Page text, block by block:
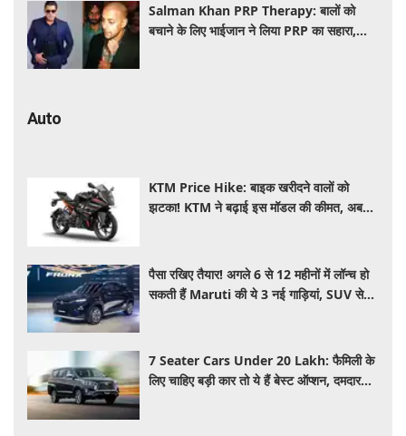
Salman Khan PRP Therapy: बालों को
बचाने के लिए भाईजान ने लिया PRP का सहारा,
Auto
KTM Price Hike: बाइक खरीदने वालों को
झटका! KTM ने बढ़ाई इस मॉडल की कीमत, अब
पैसा रखिए तैयार! अगले 6 से 12 महीनों में लॉन्च हो
सकती हैं Maruti की ये 3 नई गाड़ियां, SUV से
7 Seater Cars Under 20 Lakh: फैमिली के
लिए चाहिए बड़ी कार तो ये हैं बेस्ट ऑप्शन, दमदार